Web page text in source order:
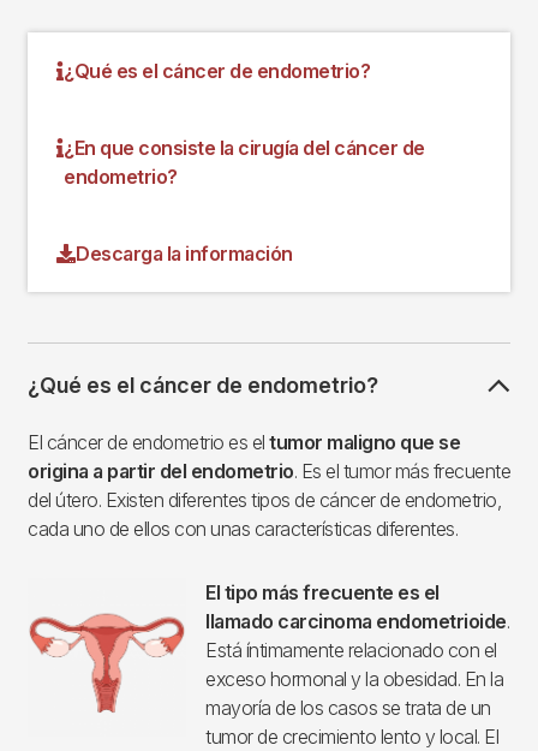
¿Qué es el cáncer de endometrio?
¿En que consiste la cirugía del cáncer de
endometrio?
Descarga la información
¿Qué es el cáncer de endometrio?
El cáncer de endometrio es el tumor maligno que se
origina a partir del endometrio. Es el tumor más frecuente
del útero. Existen diferentes tipos de cáncer de endometrio,
cada uno de ellos con unas características diferentes.
El tipo más frecuente es el
llamado carcinoma endometrioide.
Está íntimamente relacionado con el
exceso hormonal y la obesidad. En la
mayoría de los casos se trata de un
tumor de crecimiento lento y local. El